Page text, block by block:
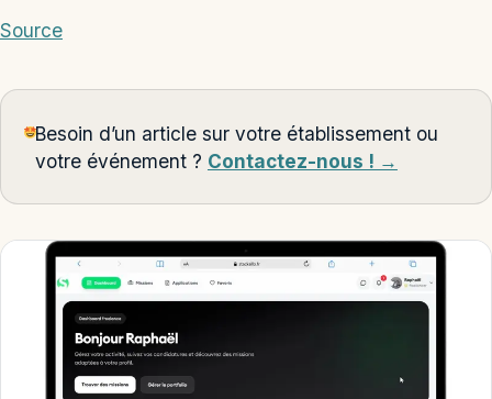
Source
Besoin d’un article sur votre établissement ou
votre événement ? Contactez-nous ! →